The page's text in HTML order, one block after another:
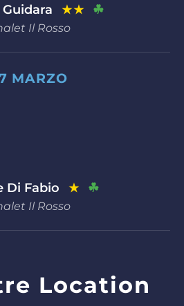
★★ ☘
Il Rosso
MARZO
Di Fabio ★ ☘
Il Rosso
Location